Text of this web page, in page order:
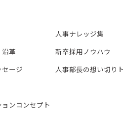
革
セージ
ンコンセプト
人事ナレッジ集
新卒採用ノウハウ
人事部長の想い切り